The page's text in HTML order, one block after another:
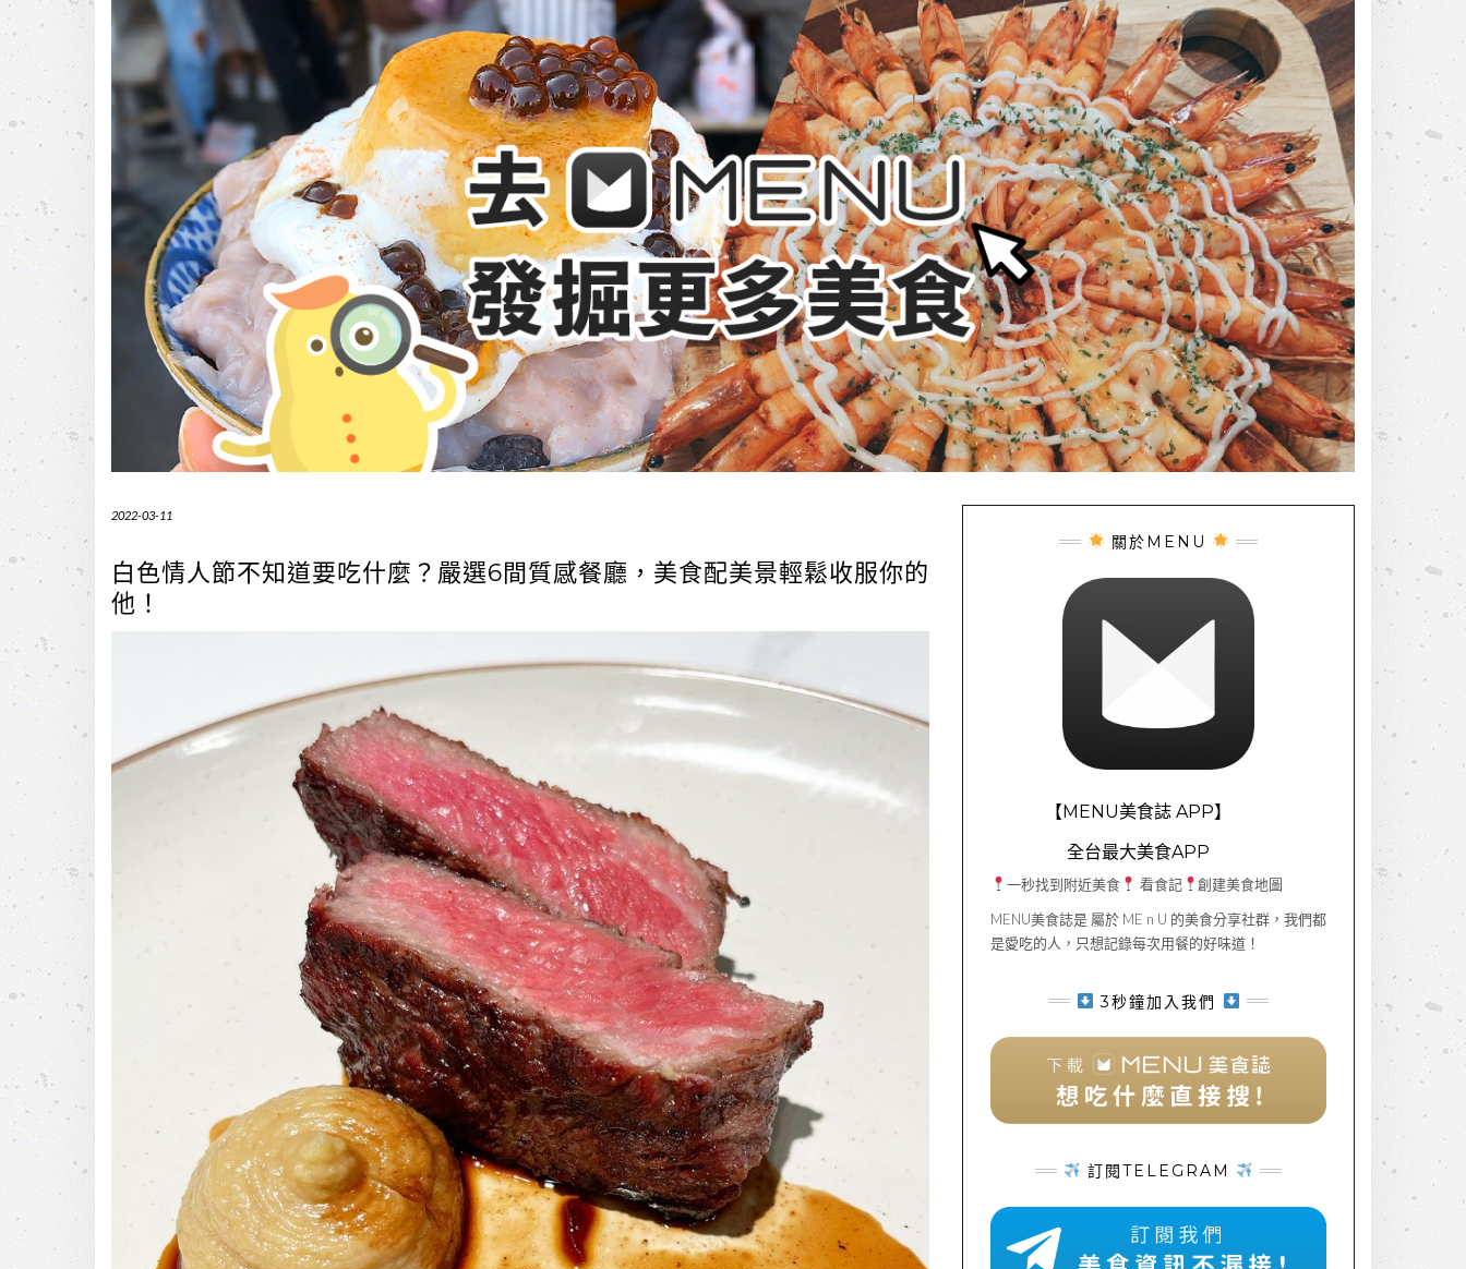
2022-03-11
白色情人節不知道要吃什麼？嚴選6間質感餐廳，美食配美景輕鬆收服你的
他！
關於MENU
【MENU美食誌 APP】
全台最大美食APP
一秒找到附近美食 看食記
創建美食地圖
MENU美食誌是 屬於 ME n U 的美食分享社群，我們都
是愛吃的人，只想記錄每次用餐的好味道！
3秒鐘加入我們
訂閱TELEGRAM